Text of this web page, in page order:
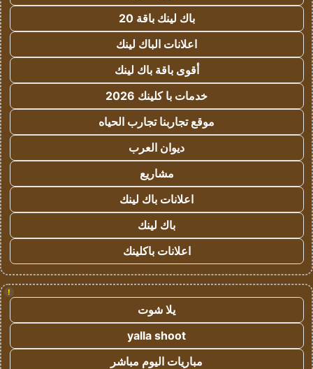
باك لينك باقة 20
اعلانات الباك لينك
أقوى باقة باك لينك
خدمات با كلينك 2026
موقع تجاربنا تجارب الحياه
ديوان العرب
مشاريع
اعلانات باك لينك
باك لينك
اعلانات باكلينك
!
يلا شوت
yalla shoot
مباريات اليوم مباشر